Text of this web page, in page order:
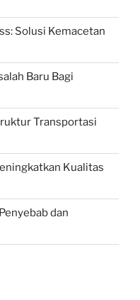
Solusi Kemacetan
Baru Bagi
Transportasi
Kualitas
dan